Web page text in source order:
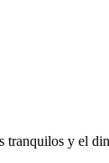
tranquilos y el